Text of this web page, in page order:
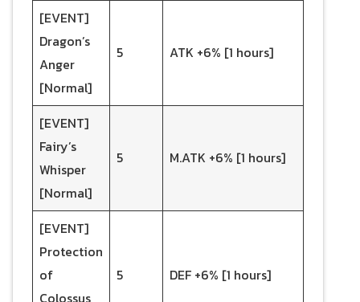
[EVENT]
Dragon’s
Anger
[Normal]
5 ATK +6% [1 hours]
[EVENT]
Fairy’s
Whisper
[Normal]
5 M.ATK +6% [1 hours]
[EVENT]
Protection
of
5 DEF +6% [1 hours]